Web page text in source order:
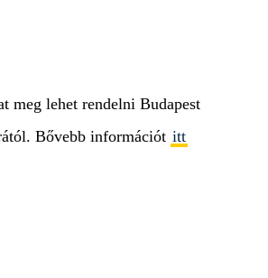
meg lehet rendelni Budapest
Bővebb információt itt